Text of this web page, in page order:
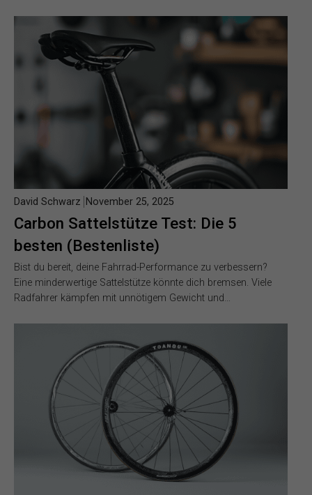
Carbon Sattelstütze Test: Die 5
besten (Bestenliste)
David Schwarz November 25, 2025
Bist du bereit, deine Fahrrad-Performance zu verbessern?
Eine minderwertige Sattelstütze könnte dich bremsen. Viele
Radfahrer kämpfen mit unnötigem Gewicht und…